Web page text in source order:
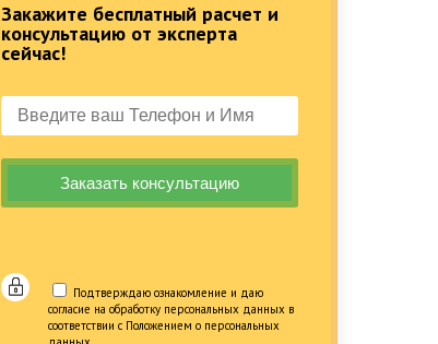
Закажите бесплатный расчет и
консультацию от эксперта
сейчас!
Подтверждаю ознакомление и даю
согласие на обработку персональных данных в
соответствии с Положением о персональных